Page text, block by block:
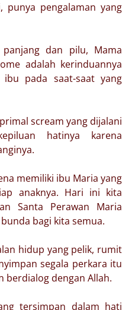
pengalaman yang
dan pilu, Mama
adalah kerinduannya
pada saat-saat yang
scream yang dijalani
hatinya karena
memiliki ibu Maria yang
anaknya. Hari ini kita
Santa Perawan Maria
bagi kita semua.
hidup yang pelik, rumit
segala perkara itu
berdialog dengan Allah.
tersimpan dalam hati